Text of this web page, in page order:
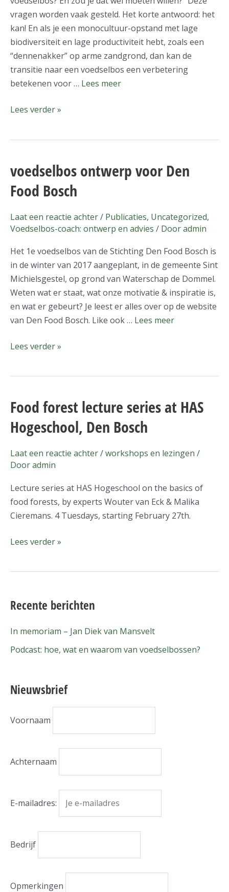
vragen worden vaak gesteld. Het korte antwoord: het
kan! En als je een monocultuur-opstand met lage
biodiversiteit en lage productiviteit hebt, zoals een
“dennenakker” op arme zandgrond, dan kan de
transitie naar een voedselbos een verbetering
betekenen voor … Lees meer
Lees verder »
voedselbos ontwerp voor Den
Food Bosch
Laat een reactie achter/ Publicaties, Uncategorized,
Voedselbos-coach: ontwerp en advies / Dooradmin
Het 1e voedselbos van de Stichting Den Food Bosch is
in de winter van 2017 aangeplant, in de gemeente Sint
Michielsgestel, op grond van Waterschap de Dommel.
Weten wat er staat, wat onze motivatie & inspiratie is,
en wat er gebeurt? Je leest er alles over op de website
van Den Food Bosch. Like ook … Lees meer
voedselbos
ontwerp
voor
Food
Bosch
Lees verder »
Food forest lecture series at HAS
Hogeschool, Den Bosch
Laat een reactie achter/workshops en lezingen /
Dooradmin
Lecture series at HAS Hogeschool on the basics of
food forests, by experts Wouter van Eck & Malika
Cieremans. 4 Tuesdays, starting February 27th.
Food
lecture
at
Hogeschool,
Den
Bosch
Lees verder »
Recente berichten
In memoriam – Jan Diek van Mansvelt
Podcast: hoe, wat en waarom van voedselbossen?
Nieuwsbrief
Voornaam
Achternaam
E-mailadres:
Bedrijf
Opmerkingen